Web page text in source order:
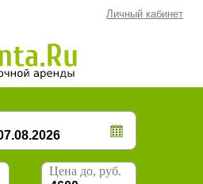
Личный кабинет
Цена до, руб.